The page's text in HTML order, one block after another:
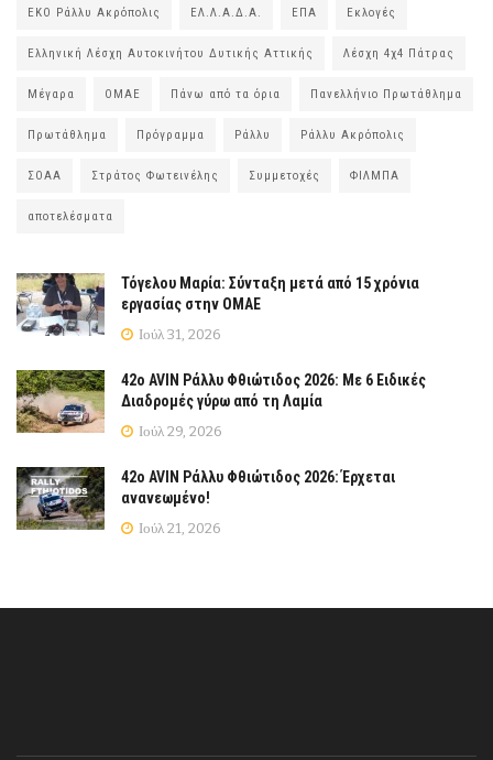
ΕΚΟ Ράλλυ Ακρόπολις ΕΛ.Λ.Α.Δ.Α. ΕΠΑ Εκλογές
Ελληνική Λέσχη Αυτοκινήτου Δυτικής Αττικής Λέσχη 4χ4 Πάτρας
Μέγαρα ΟΜΑΕ Πάνω από τα όρια Πανελλήνιο Πρωτάθλημα
Πρωτάθλημα Πρόγραμμα Ράλλυ Ράλλυ Ακρόπολις
ΣΟΑΑ Στράτος Φωτεινέλης Συμμετοχές ΦΙΛΜΠΑ
αποτελέσματα
Τόγελου Μαρία: Σύνταξη μετά από 15 χρόνια
εργασίας στην ΟΜΑΕ
Ιούλ 31, 2026
42ο AVIN Ράλλυ Φθιώτιδος 2026: Με 6 Ειδικές
Διαδρομές γύρω από τη Λαμία
Ιούλ 29, 2026
42ο AVIN Ράλλυ Φθιώτιδος 2026: Έρχεται
ανανεωμένο!
Ιούλ 21, 2026